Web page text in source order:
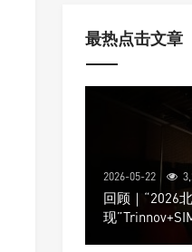
最热点击文章
2026-05-22
回顾｜“2026
现